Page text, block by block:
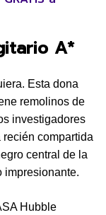
A*
Esta dona
remolinos de
investigadores
compartida
central de la
impresionante.
Hubble